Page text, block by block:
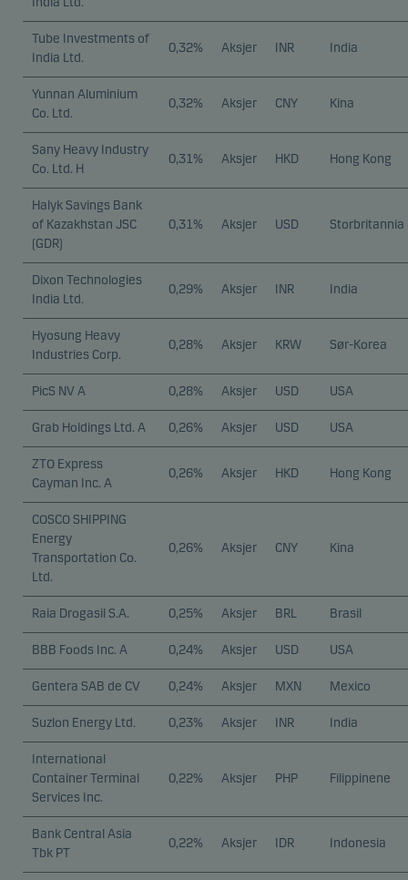
Tube Investments of
India Ltd.
0,32% Aksjer INR India
Yunnan Aluminium
Co. Ltd.
0,32% Aksjer CNY Kina
Sany Heavy Industry
Co. Ltd. H
0,31% Aksjer HKD Hong Kong
Halyk Savings Bank
of Kazakhstan JSC
(GDR)
0,31% Aksjer USD Storbritannia
Dixon Technologies
India Ltd.
0,29% Aksjer INR India
Hyosung Heavy
Industries Corp.
0,28% Aksjer KRW Sør-Korea
PicS NV A 0,28% Aksjer USD USA
Grab Holdings Ltd. A 0,26% Aksjer USD USA
ZTO Express
Cayman Inc. A
0,26% Aksjer HKD Hong Kong
COSCO SHIPPING
Energy
Transportation Co.
Ltd.
0,26% Aksjer CNY Kina
Raia Drogasil S.A. 0,25% Aksjer BRL Brasil
BBB Foods Inc. A 0,24% Aksjer USD USA
Gentera SAB de CV 0,24% Aksjer MXN Mexico
Suzlon Energy Ltd. 0,23% Aksjer INR India
International
Container Terminal
Services Inc.
0,22% Aksjer PHP Filippinene
Bank Central Asia
Tbk PT
0,22% Aksjer IDR Indonesia